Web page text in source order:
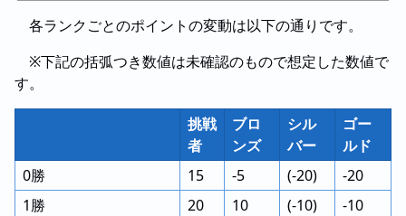
各ランクごとのポイントの変動は以下の通りです。
※下記の括弧つき数値は未確認のもので想定した数値で
す。
挑戦
者
ブロ
ンズ
シル
バー
ゴー
ルド
0勝
15 -5 (-20)
-20
1勝
20 10 (-10)
-10